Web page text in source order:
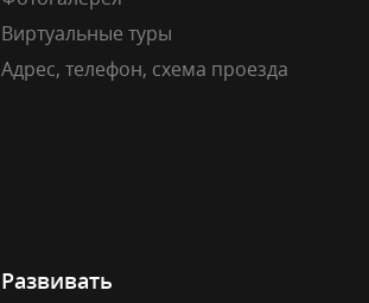
Виртуальные туры
Адрес, телефон, схема проезда
Развивать